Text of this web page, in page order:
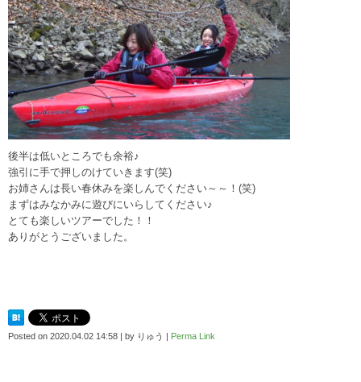
後半は低いところでも余裕♪
強引に手で押しのけていきます(笑)
お姉さんは長い春休みを楽しんでください～～！(笑)
まずはみなかみに遊びにいらしてください♪
とても楽しいツアーでした！！
ありがとうございました。
Posted on 2020.04.02 14:58 by りゅう Perma Link